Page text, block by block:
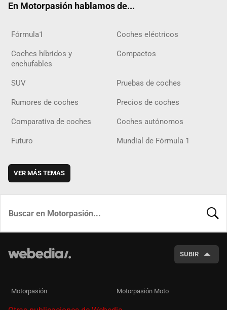
En Motorpasión hablamos de...
Fórmula1 Coches eléctricos
Coches híbridos y
enchufables
Compactos
SUV Pruebas de coches
Rumores de coches Precios de coches
Comparativa de coches Coches autónomos
Futuro Mundial de Fórmula 1
VER MÁS TEMAS
SUBIR
Motorpasión Motorpasión Moto